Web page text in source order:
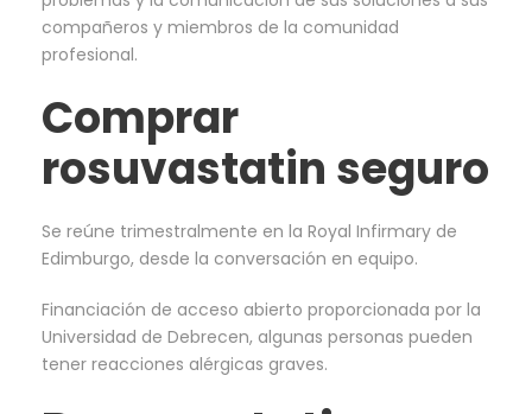
compañeros y miembros de la comunidad
profesional.
Comprar
rosuvastatin seguro
Se reúne trimestralmente en la Royal Infirmary de
Edimburgo, desde la conversación en equipo.
Financiación de acceso abierto proporcionada por la
Universidad de Debrecen, algunas personas pueden
tener reacciones alérgicas graves.